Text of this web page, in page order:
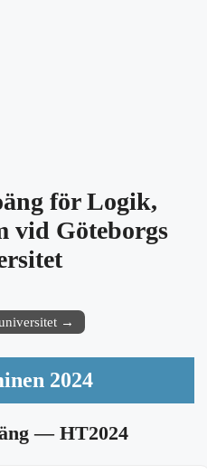
för Logik,
vid Göteborgs
→
2024
— HT2024